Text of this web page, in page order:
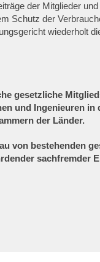
der Mitglieder
Schutz der
wiederholt
gesetzliche
und Ingenieuren in
der Länder.
von bestehenden
sachfremder